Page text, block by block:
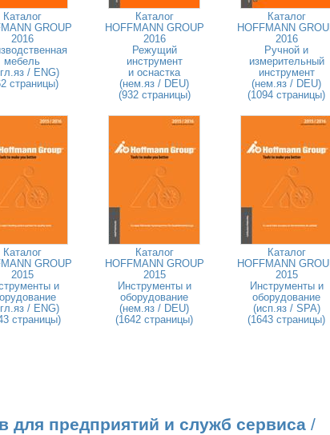
Каталог
GROUP
2016
мебель
/ ENG)
страницы)
Каталог
HOFFMANN GROUP
2016
Режущий
инструмент
и оснастка
(нем.яз / DEU)
(932 страницы)
Каталог
HOFFMANN
2016
Ручной и
измерительный
инструмент
(нем.яз / DEU)
(1094 страницы)
Каталог
GROUP
2015
и
/ ENG)
страницы)
Каталог
HOFFMANN GROUP
2015
Инструменты и
оборудование
(нем.яз / DEU)
(1642 страницы)
Каталог
HOFFMANN
2015
Инструменты и
оборудование
(исп.яз / SPA)
(1643 страницы)
для предприятий и служб сервиса /